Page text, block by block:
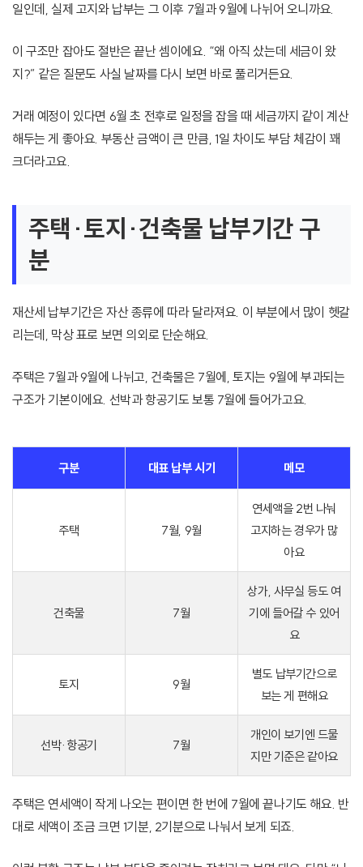
일인데, 실제 고지와 납부는 그 이후 7월과 9월에 나뉘어 오니까요.
이 구조만 잡아도 절반은 끝난 셈이에요. “왜 아직 샀는데 세금이 왔
지?” 같은 질문도 사실 날짜를 다시 보면 바로 풀리거든요.
거래 예정이 있다면 6월 초 전후로 일정을 잡을 때 세금까지 같이 계산
해두는 게 좋아요. 부동산 금액이 큰 만큼, 1일 차이도 부담 체감이 꽤
크더라고요.
주택·토지·건축물 납부기간 구
분
재산세 납부기간은 자산 종류에 따라 달라져요. 이 부분에서 많이 헷갈
리는데, 막상 표로 보면 의외로 단순해요.
주택은 7월과 9월에 나뉘고, 건축물은 7월에, 토지는 9월에 부과되는
구조가 기본이에요. 선박과 항공기도 보통 7월에 들어가고요.
구분 대표 납부 시기 메모
주택 7월, 9월
연세액을 2번 나눠
고지하는 경우가 많
아요
건축물 7월
상가, 사무실 등도 여
기에 들어갈 수 있어
요
토지 9월
별도 납부기간으로
보는 게 편해요
선박·항공기 7월
개인이 보기엔 드물
지만 기준은 같아요
주택은 연세액이 작게 나오는 편이면 한 번에 7월에 끝나기도 해요. 반
대로 세액이 조금 크면 1기분, 2기분으로 나눠서 보게 되죠.